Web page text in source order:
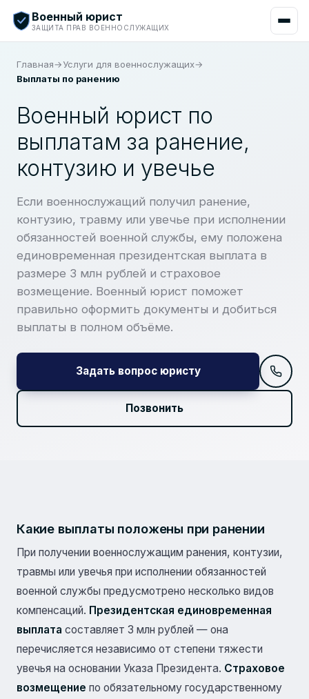
Военный юрист
ЗАЩИТА ПРАВ ВОЕННОСЛУЖАЩИХ
Главная→Услуги для военнослужащих→
Выплаты по ранению
Военный юрист по
выплатам за ранение,
контузию и увечье
Если военнослужащий получил ранение,
контузию, травму или увечье при исполнении
обязанностей военной службы, ему положена
единовременная президентская выплата в
размере 3 млн рублей и страховое
возмещение. Военный юрист поможет
правильно оформить документы и добиться
выплаты в полном объёме.
Задать вопрос юристу
Позвонить
Какие выплаты положены при ранении
При получении военнослужащим ранения, контузии,
травмы или увечья при исполнении обязанностей
военной службы предусмотрено несколько видов
компенсаций. Президентская единовременная
выплата составляет 3 млн рублей — она
перечисляется независимо от степени тяжести
увечья на основании Указа Президента. Страховое
возмещение по обязательному государственному